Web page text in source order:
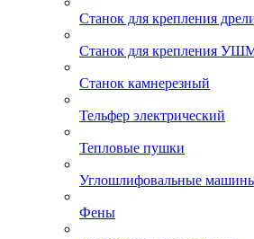
Станок для крепления
Станок для крепления
Станок камнерезный
Тельфер электрический
Тепловые пушки
Углошлифовальные
Фены